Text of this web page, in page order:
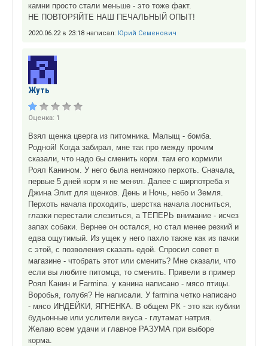
камни просто стали меньше - это тоже факт.
НЕ ПОВТОРЯЙТЕ НАШ ПЕЧАЛЬНЫЙ ОПЫТ!
2020.06.22 в 23:18 написал: Юрий Семенович
Жуть
Оценка: 1
Взял щенка цверга из питомника. Малыщ - бомба.
Родной! Когда забирал, мне так про между прочим
сказали, что надо бы сменить корм. там его кормили
Роял Канином. У него была немножко перхоть. Сначала,
первые 5 дней корм я не менял. Далее с ширпотреба я
Джина Элит для щенков. День и Ночь, небо и Земля.
Перхоть начала проходить, шерстка начала лосниться,
глазки перестали слезиться, а ТЕПЕРЬ внимание - исчез
запах собаки. Вернее он остался, но стал менее резкий и
едва ощутимый. Из ущек у него пахло также как из пачки
с этой, с позволения сказать едой. Спросил совет в
магазине - чтобрать этот или сменить? Мне сказали, что
если вы любите питомца, то сменить. Привели в пример
Роял Канин и Farmina. у канина написано - мясо птицы.
Воробья, голубя? Не написали. У farmina четко написано
- мясо ИНДЕЙКИ, ЯГНЕНКА. В общем РК - это как кубики
будьонные или услители вкуса - глутамат натрия.
Желаю всем удачи и главное РАЗУМА при выборе
корма.